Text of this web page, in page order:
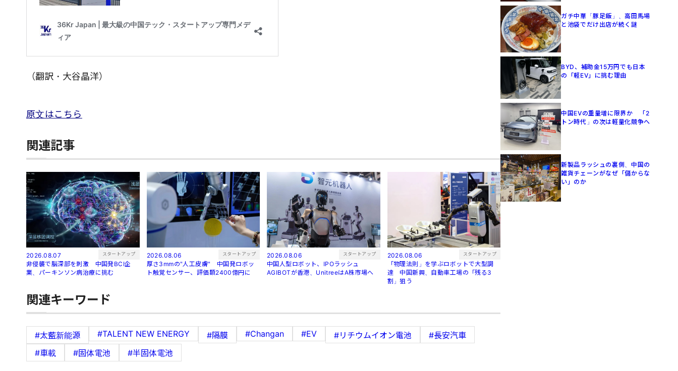
（翻訳・大谷晶洋）
原文はこちら
関連記事
2026.08.07 スタートアップ
非侵襲で脳深部を刺激 中国発BCI企
業、パーキンソン病治療に挑む
2026.08.06 スタートアップ
厚さ3mmの"人工皮膚" 中国発ロボッ
ト触覚センサー、評価額2400億円に
2026.08.06 スタートアップ
中国人型ロボット、IPOラッシュ
AGIBOTが香港、UnitreeはA株市場へ
2026.08.06 スタートアップ
「物理法則」を学ぶロボットで大型調
達 中国新興、自動車工場の「残る3
割」狙う
関連キーワード
#太藍新能源 #TALENT NEW ENERGY #隔膜 #Changan #EV #リチウムイオン電池
#長安汽車
#車載
#固体電池 #半固体電池
ガチ中華「豚足飯」、高田馬場
と池袋でだけ出店が続く謎
BYD、補助金15万円でも日本
の「軽EV」に挑む理由
中国EVの重量増に限界か 「2
トン時代」の次は軽量化競争へ
新製品ラッシュの裏側、中国の
雑貨チェーンがなぜ「儲からな
い」のか